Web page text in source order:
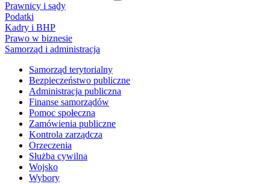
Prawnicy i sądy
Podatki
Kadry i BHP
Prawo w biznesie
Samorząd i administracja
Samorząd terytorialny
Bezpieczeństwo publiczne
Administracja publiczna
Finanse samorządów
Pomoc społeczna
Zamówienia publiczne
Kontrola zarządcza
Orzeczenia
Służba cywilna
Wojsko
Wybory